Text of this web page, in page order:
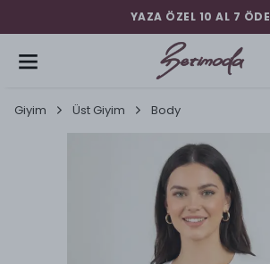
YAZA ÖZEL 10 AL 7 ÖDE
Giyim Üst Giyim Body